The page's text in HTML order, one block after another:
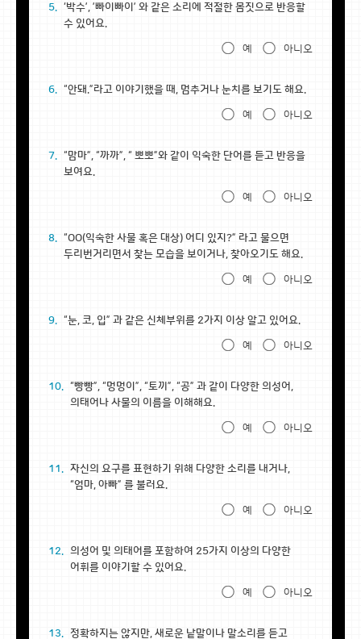
5.
‘박수’, ’빠이빠이’ 와 같은 소리에 적절한 몸짓으로 반응할
수 있어요.
예 아니오
6. “안돼.”라고 이야기했을 때, 멈추거나 눈치를 보기도 해요.
예 아니오
7.
“맘마”, “까까”, “ 뽀뽀”와 같이 익숙한 단어를 듣고 반응을
보여요.
예 아니오
8.
“OO(익숙한 사물 혹은 대상) 어디 있지?” 라고 물으면
두리번거리면서 찾는 모습을 보이거나, 찾아오기도 해요.
예 아니오
9. “눈, 코, 입” 과 같은 신체부위를 2가지 이상 알고 있어요.
예 아니오
10.
“빵빵”, “멍멍이”, “토끼”, “공” 과 같이 다양한 의성어,
의태어나 사물의 이름을 이해해요.
예 아니오
11.
자신의 요구를 표현하기 위해 다양한 소리를 내거나,
“엄마, 아빠” 를 불러요.
예 아니오
12.
의성어 및 의태어를 포함하여 25가지 이상의 다양한
어휘를 이야기할 수 있어요.
예 아니오
13. 정확하지는 않지만, 새로운 낱말이나 말소리를 듣고